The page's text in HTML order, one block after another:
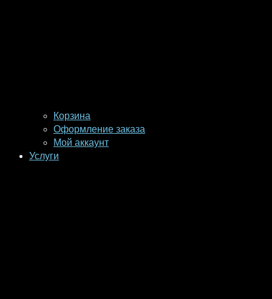
Корзина
Оформление заказа
Мой аккаунт
Услуги